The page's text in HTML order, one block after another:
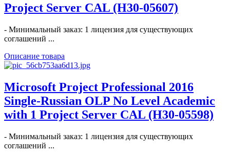
Project Server CAL (H30-05607)
- Минимальный заказ: 1 лицензия для существующих
соглашений ...
Описание товара
Microsoft Project Professional 2016
Single-Russian OLP No Level Academic
with 1 Project Server CAL (H30-05598)
- Минимальный заказ: 1 лицензия для существующих
соглашений ...